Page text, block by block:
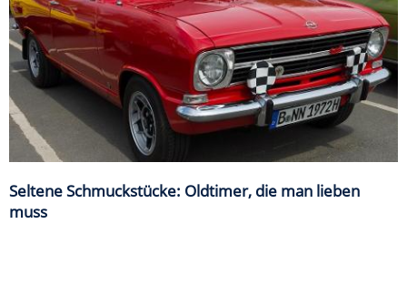
Seltene Schmuckstücke: Oldtimer, die man lieben
muss